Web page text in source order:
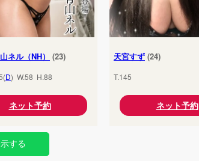
ネル（NH） (23)
D) W.58 H.88
ネット予約
天宮すず (24)
T.145
ネット予約
する